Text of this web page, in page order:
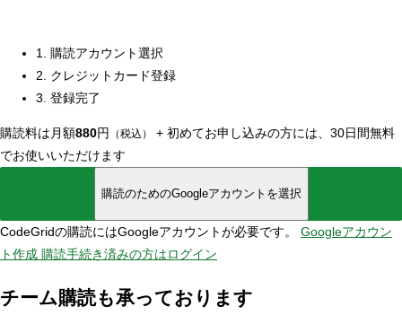
1. 購読アカウント選択
2. クレジットカード登録
3. 登録完了
購読料は月額880円 （税込） + 初めてお申し込みの方には、30日間無料
でお使いいただけます
購読のためのGoogleアカウントを選択
CodeGridの購読にはGoogleアカウントが必要です。 Googleアカウン
ト作成 購読手続き済みの方はログイン
チーム購読も承っております